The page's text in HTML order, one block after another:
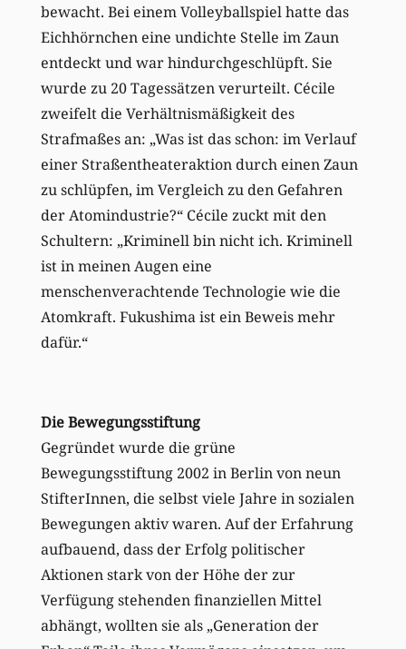
bewacht. Bei einem Volleyballspiel hatte das
Eichhörnchen eine undichte Stelle im Zaun
entdeckt und war hindurchgeschlüpft. Sie
wurde zu 20 Tagessätzen verurteilt. Cécile
zweifelt die Verhältnismäßigkeit des
Strafmaßes an: „Was ist das schon: im Verlauf
einer Straßentheateraktion durch einen Zaun
zu schlüpfen, im Vergleich zu den Gefahren
der Atomindustrie?“ Cécile zuckt mit den
Schultern: „Kriminell bin nicht ich. Kriminell
ist in meinen Augen eine
menschenverachtende Technologie wie die
Atomkraft. Fukushima ist ein Beweis mehr
dafür.“
Die Bewegungsstiftung
Gegründet wurde die grüne
Bewegungsstiftung 2002 in Berlin von neun
StifterInnen, die selbst viele Jahre in sozialen
Bewegungen aktiv waren. Auf der Erfahrung
aufbauend, dass der Erfolg politischer
Aktionen stark von der Höhe der zur
Verfügung stehenden finanziellen Mittel
abhängt, wollten sie als „Generation der